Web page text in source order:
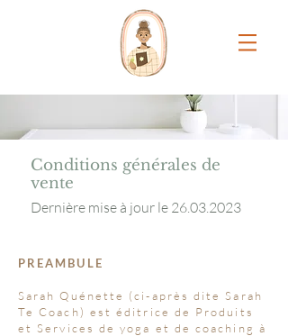
Dernière mise à jour le 26.03.2023
Conditions générales de
vente
PREAMBULE
Sarah Quénette (ci-après dite Sarah
Te Coach) est éditrice de Produits
et Services de yoga et de coaching à